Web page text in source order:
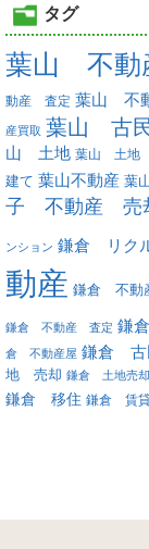
タグ
葉山 不動
動産 査定 葉山 不
産買取 葉山 古
山 土地 葉山 土地
建て 葉山不動産 葉
子 不動産 売
ンション 鎌倉 リク
動産 鎌倉 不動
鎌倉 不動産 査定 鎌
倉 不動産屋 鎌倉 古
地 売却 鎌倉 土地売却
鎌倉 移住 鎌倉 賃